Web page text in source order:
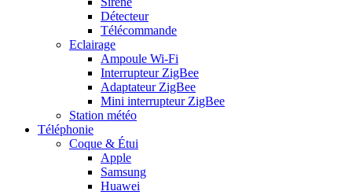
Détecteur
Télécommande
Eclairage
Ampoule Wi-Fi
Interrupteur ZigBee
Adaptateur ZigBee
Mini interrupteur ZigBee
Station météo
Téléphonie
Coque & Étui
Apple
Samsung
Huawei